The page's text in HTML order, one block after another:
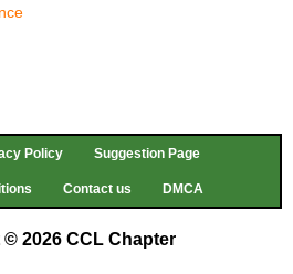
Policy Suggestion Page
Contact us DMCA
2026 CCL Chapter